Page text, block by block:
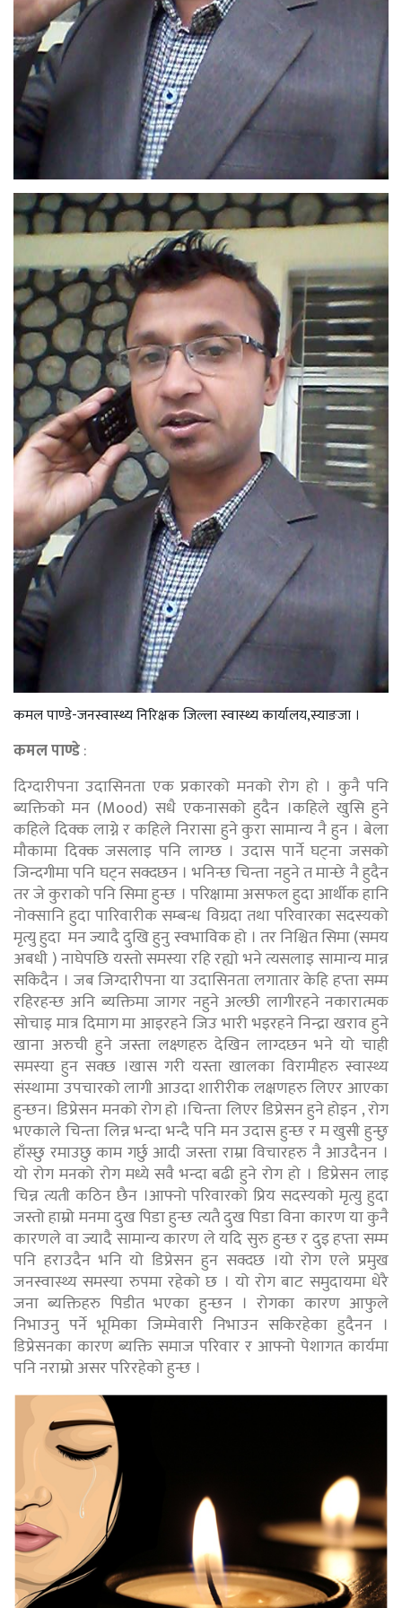
कमल पाण्डे-जनस्वास्थ्य निरिक्षक जिल्ला स्वास्थ्य कार्यालय,स्याङजा ।
कमल पाण्डे:
दिग्दारीपना उदासिनता एक प्रकारको मनको रोग हो । कुनै पनि
ब्यक्तिको मन (Mood) सधै एकनासको हुदैन ।कहिले खुसि हुने
कहिले दिक्क लाग्ने र कहिले निरासा हुने कुरा सामान्य नै हुन । बेला
मौकामा दिक्क जसलाइ पनि लाग्छ । उदास पार्ने घट्ना जसको
जिन्दगीमा पनि घट्न सक्दछन । भनिन्छ चिन्ता नहुने त मान्छे नै हुदैन
तर जे कुराको पनि सिमा हुन्छ । परिक्षामा असफल हुदा आर्थीक हानि
नोक्सानि हुदा पारिवारीक सम्बन्ध विग्रदा तथा परिवारका सदस्यको
मृत्यु हुदा मन ज्यादै दुखि हुनु स्वभाविक हो । तर निश्चित सिमा (समय
अबधी ) नाघेपछि यस्तो समस्या रहि रह्यो भने त्यसलाइ सामान्य मान्न
सकिदैन । जब जिग्दारीपना या उदासिनता लगातार केहि हप्ता सम्म
रहिरहन्छ अनि ब्यक्तिमा जागर नहुने अल्छी लागीरहने नकारात्मक
सोचाइ मात्र दिमाग मा आइरहने जिउ भारी भइरहने निन्द्रा खराव हुने
खाना अरुची हुने जस्ता लक्ष्णहरु देखिन लाग्दछन भने यो चाही
समस्या हुन सक्छ ।खास गरी यस्ता खालका विरामीहरु स्वास्थ्य
संस्थामा उपचारको लागी आउदा शारीरीक लक्षणहरु लिएर आएका
हुन्छन। डिप्रेसन मनको रोग हो ।चिन्ता लिएर डिप्रेसन हुने होइन , रोग
भएकाले चिन्ता लिन्न भन्दा भन्दै पनि मन उदास हुन्छ र म खुसी हुन्छु
हाँस्छु रमाउछु काम गर्छु आदी जस्ता राम्रा विचारहरु नै आउदैनन ।
यो रोग मनको रोग मध्ये सवै भन्दा बढी हुने रोग हो । डिप्रेसन लाइ
चिन्न त्यती कठिन छैन ।आफ्नो परिवारको प्रिय सदस्यको मृत्यु हुदा
जस्तो हाम्रो मनमा दुख पिडा हुन्छ त्यतै दुख पिडा विना कारण या कुनै
कारणले वा ज्यादै सामान्य कारण ले यदि सुरु हुन्छ र दुइ हप्ता सम्म
पनि हराउदैन भनि यो डिप्रेसन हुन सक्दछ ।यो रोग एले प्रमुख
जनस्वास्थ्य समस्या रुपमा रहेको छ । यो रोग बाट समुदायमा धेरै
जना ब्यक्तिहरु पिडीत भएका हुन्छन । रोगका कारण आफुले
निभाउनु पर्ने भूमिका जिम्मेवारी निभाउन सकिरहेका हुदैनन ।
डिप्रेसनका कारण ब्यक्ति समाज परिवार र आफ्नो पेशागत कार्यमा
पनि नराम्रो असर परिरहेको हुन्छ ।